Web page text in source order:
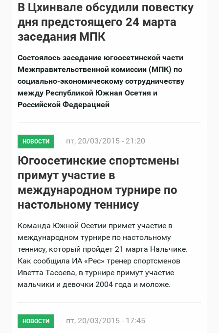
В Цхинвале обсудили повестку
дня предстоящего 24 марта
заседания МПК
Состоялось заседание югоосетинской части
Межправительственной комиссии (МПК) по
социально-экономическому сотрудничеству
между Республикой Южная Осетия и
Российской Федерацией
НОВОСТИ пт, 20/03/2015 - 21:20
Югоосетинские спортсмены
примут участие в
международном турнире по
настольному теннису
Команда Южной Осетии примет участие в
международном турнире по настольному
теннису, который пройдет 21 марта Нальчике.
Как сообщила ИА «Рес» тренер спортсменов
Иветта Тасоева, в турнире примут участие
мальчики и девочки 2004 года и моложе.
НОВОСТИ пт, 20/03/2015 - 17:45